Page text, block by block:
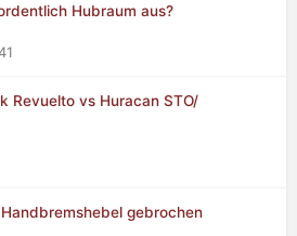
Hubraum aus?
Revuelto vs Huracan STO/
gebrochen